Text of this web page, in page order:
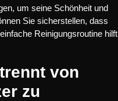
um seine Schönheit und
Sie sicherstellen, dass
Reinigungsroutine hilft
von
zu